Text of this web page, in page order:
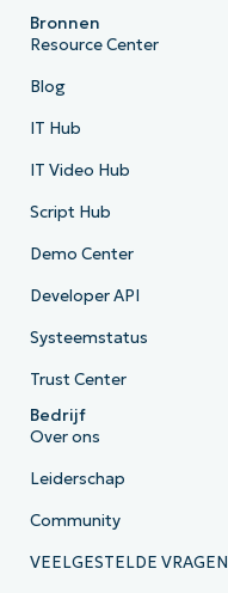
Bronnen
Resource Center
Blog
IT Hub
IT Video Hub
Script Hub
Demo Center
Developer API
Systeemstatus
Trust Center
Bedrijf
Over ons
Leiderschap
Community
VEELGESTELDE VRAGEN